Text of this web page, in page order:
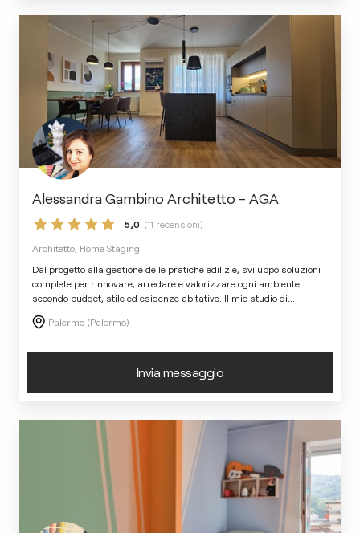
Alessandra Gambino Architetto - AGA
5,0 (11 recensioni)
Architetto, Home Staging
Dal progetto alla gestione delle pratiche edilizie, sviluppo soluzioni
complete per rinnovare, arredare e valorizzare ogni ambiente
secondo budget, stile ed esigenze abitative. Il mio studio di
Palermo (Palermo)
Invia messaggio